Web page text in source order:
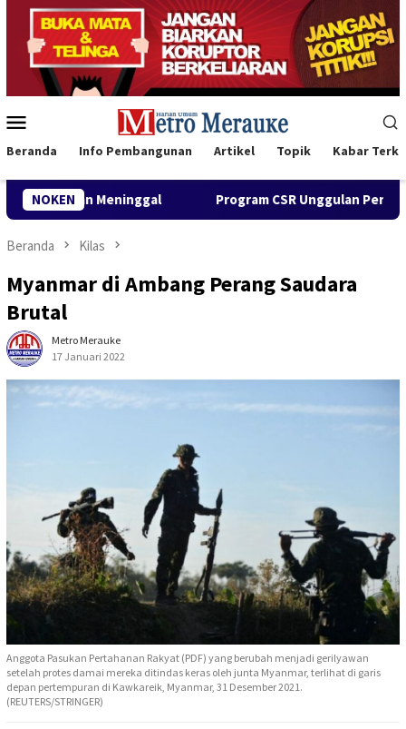
Loncat
konten
Mobile
Beranda Info Pembangunan Artikel Topik Kabar
NOKEN
Program CSR Unggulan Pertamina Patra Niaga Regional
Beranda Kilas
Myanmar di Ambang Perang Saudara
Brutal
Metro Merauke
17 Januari 2022
Anggota Pasukan Pertahanan Rakyat (PDF) yang berubah menjadi gerilyawan
setelah protes damai mereka ditindas keras oleh junta Myanmar, terlihat di garis
depan pertempuran di Kawkareik, Myanmar, 31 Desember 2021.
(REUTERS/STRINGER)